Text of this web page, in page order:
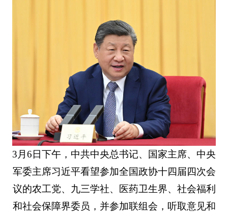
3月6日下午，中共中央总书记、国家主席、中央
军委主席习近平看望参加全国政协十四届四次会
议的农工党、九三学社、医药卫生界、社会福利
和社会保障界委员，并参加联组会，听取意见和